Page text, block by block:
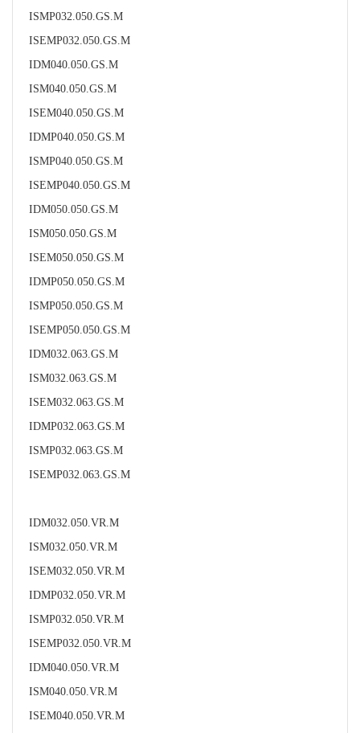
ISMP032.050.GS.M
ISEMP032.050.GS.M
IDM040.050.GS.M
ISM040.050.GS.M
ISEM040.050.GS.M
IDMP040.050.GS.M
ISMP040.050.GS.M
ISEMP040.050.GS.M
IDM050.050.GS.M
ISM050.050.GS.M
ISEM050.050.GS.M
IDMP050.050.GS.M
ISMP050.050.GS.M
ISEMP050.050.GS.M
IDM032.063.GS.M
ISM032.063.GS.M
ISEM032.063.GS.M
IDMP032.063.GS.M
ISMP032.063.GS.M
ISEMP032.063.GS.M
IDM032.050.VR.M
ISM032.050.VR.M
ISEM032.050.VR.M
IDMP032.050.VR.M
ISMP032.050.VR.M
ISEMP032.050.VR.M
IDM040.050.VR.M
ISM040.050.VR.M
ISEM040.050.VR.M